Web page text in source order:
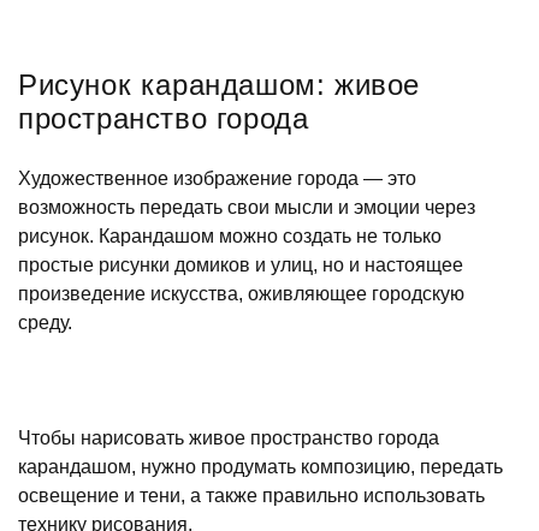
Рисунок карандашом: живое
пространство города
Художественное изображение города — это
возможность передать свои мысли и эмоции через
рисунок. Карандашом можно создать не только
простые рисунки домиков и улиц, но и настоящее
произведение искусства, оживляющее городскую
среду.
Чтобы нарисовать живое пространство города
карандашом, нужно продумать композицию, передать
освещение и тени, а также правильно использовать
технику рисования.